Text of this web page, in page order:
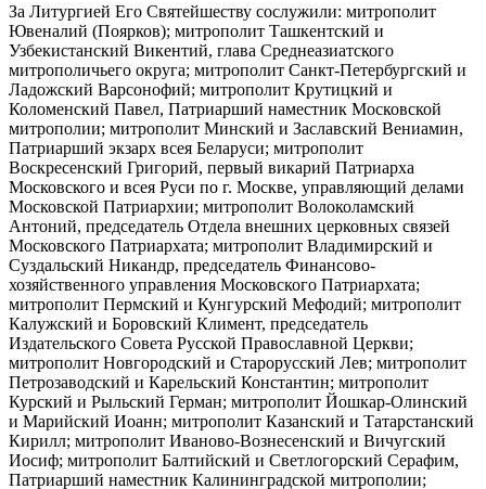
За Литургией Его Святейшеству сослужили: митрополит
Ювеналий (Поярков); митрополит Ташкентский и
Узбекистанский Викентий, глава Среднеазиатского
митрополичьего округа; митрополит Санкт-Петербургский и
Ладожский Варсонофий; митрополит Крутицкий и
Коломенский Павел, Патриарший наместник Московской
митрополии; митрополит Минский и Заславский Вениамин,
Патриарший экзарх всея Беларуси; митрополит
Воскресенский Григорий, первый викарий Патриарха
Московского и всея Руси по г. Москве, управляющий делами
Московской Патриархии; митрополит Волоколамский
Антоний, председатель Отдела внешних церковных связей
Московского Патриархата; митрополит Владимирский и
Суздальский Никандр, председатель Финансово-
хозяйственного управления Московского Патриархата;
митрополит Пермский и Кунгурский Мефодий; митрополит
Калужский и Боровский Климент, председатель
Издательского Совета Русской Православной Церкви;
митрополит Новгородский и Старорусский Лев; митрополит
Петрозаводский и Карельский Константин; митрополит
Курский и Рыльский Герман; митрополит Йошкар-Олинский
и Марийский Иоанн; митрополит Казанский и Татарстанский
Кирилл; митрополит Иваново-Вознесенский и Вичугский
Иосиф; митрополит Балтийский и Светлогорский Серафим,
Патриарший наместник Калининградской митрополии;